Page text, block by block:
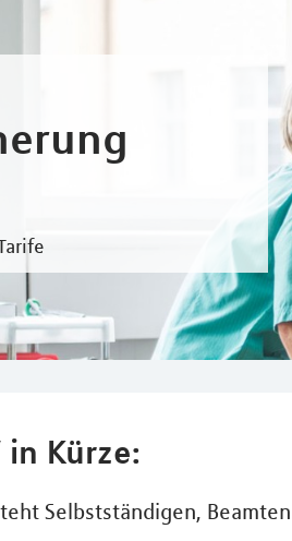
Kürze:
Selbstständigen,